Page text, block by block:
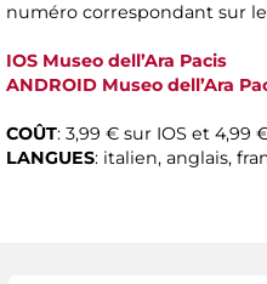
numéro correspondant sur
IOS Museo dell’Ara Pacis
ANDROID Museo dell’Ara
COÛT: 3,99 € sur IOS et 4,99
LANGUES: italien, anglais,